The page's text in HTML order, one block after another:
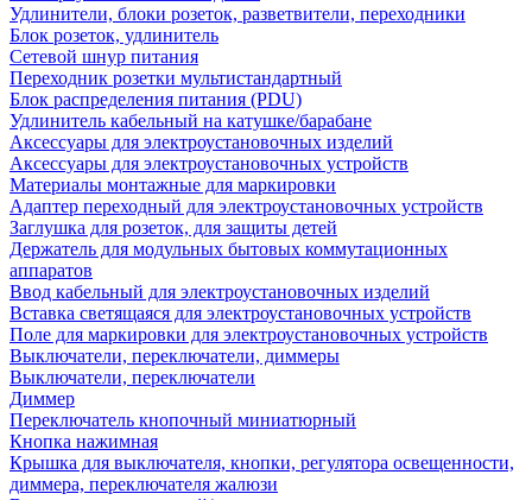
Удлинители, блоки розеток, разветвители, переходники
Блок розеток, удлинитель
Сетевой шнур питания
Переходник розетки мультистандартный
Блок распределения питания (PDU)
Удлинитель кабельный на катушке/барабане
Аксессуары для электроустановочных изделий
Аксессуары для электроустановочных устройств
Материалы монтажные для маркировки
Адаптер переходный для электроустановочных устройств
Заглушка для розеток, для защиты детей
Держатель для модульных бытовых коммутационных
аппаратов
Ввод кабельный для электроустановочных изделий
Вставка светящаяся для электроустановочных устройств
Поле для маркировки для электроустановочных устройств
Выключатели, переключатели, диммеры
Выключатели, переключатели
Диммер
Переключатель кнопочный миниатюрный
Кнопка нажимная
Крышка для выключателя, кнопки, регулятора освещенности,
диммера, переключателя жалюзи